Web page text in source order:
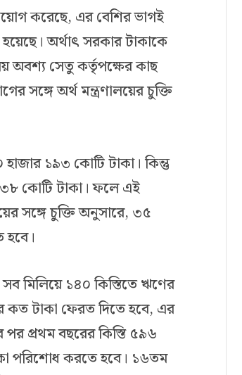
করেছে, এর বেশির ভাগই
অর্থাৎ সরকার টাকাকে
অবশ্য সেতু কর্তৃপক্ষের কাছ
সঙ্গে অর্থ মন্ত্রণালয়ের চুক্তি
১৯৩ কোটি টাকা। কিন্তু
কোটি টাকা। ফলে এই
সঙ্গে চুক্তি অনুসারে, ৩৫
মিলিয়ে ১৪০ কিস্তিতে ঋণের
টাকা ফেরত দিতে হবে, এর
প্রথম বছরের কিস্তি ৫৯৬
পরিশোধ করতে হবে। ১৬তম